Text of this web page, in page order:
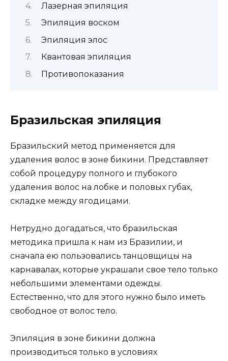
Лазерная эпиляция
Эпиляция воском
Эпиляция элос
Квантовая эпиляция
Противопоказания
Бразильская эпиляция
Бразильский метод применяется для
удаления волос в зоне бикини. Представляет
собой процедуру полного и глубокого
удаления волос на лобке и половых губах,
складке между ягодицами.
Нетрудно догадаться, что бразильская
методика пришла к нам из Бразилии, и
сначала ею пользовались танцовщицы на
карнавалах, которые украшали свое тело только
небольшими элементами одежды.
Естественно, что для этого нужно было иметь
свободное от волос тело.
Эпиляция в зоне бикини должна
производиться только в условиях